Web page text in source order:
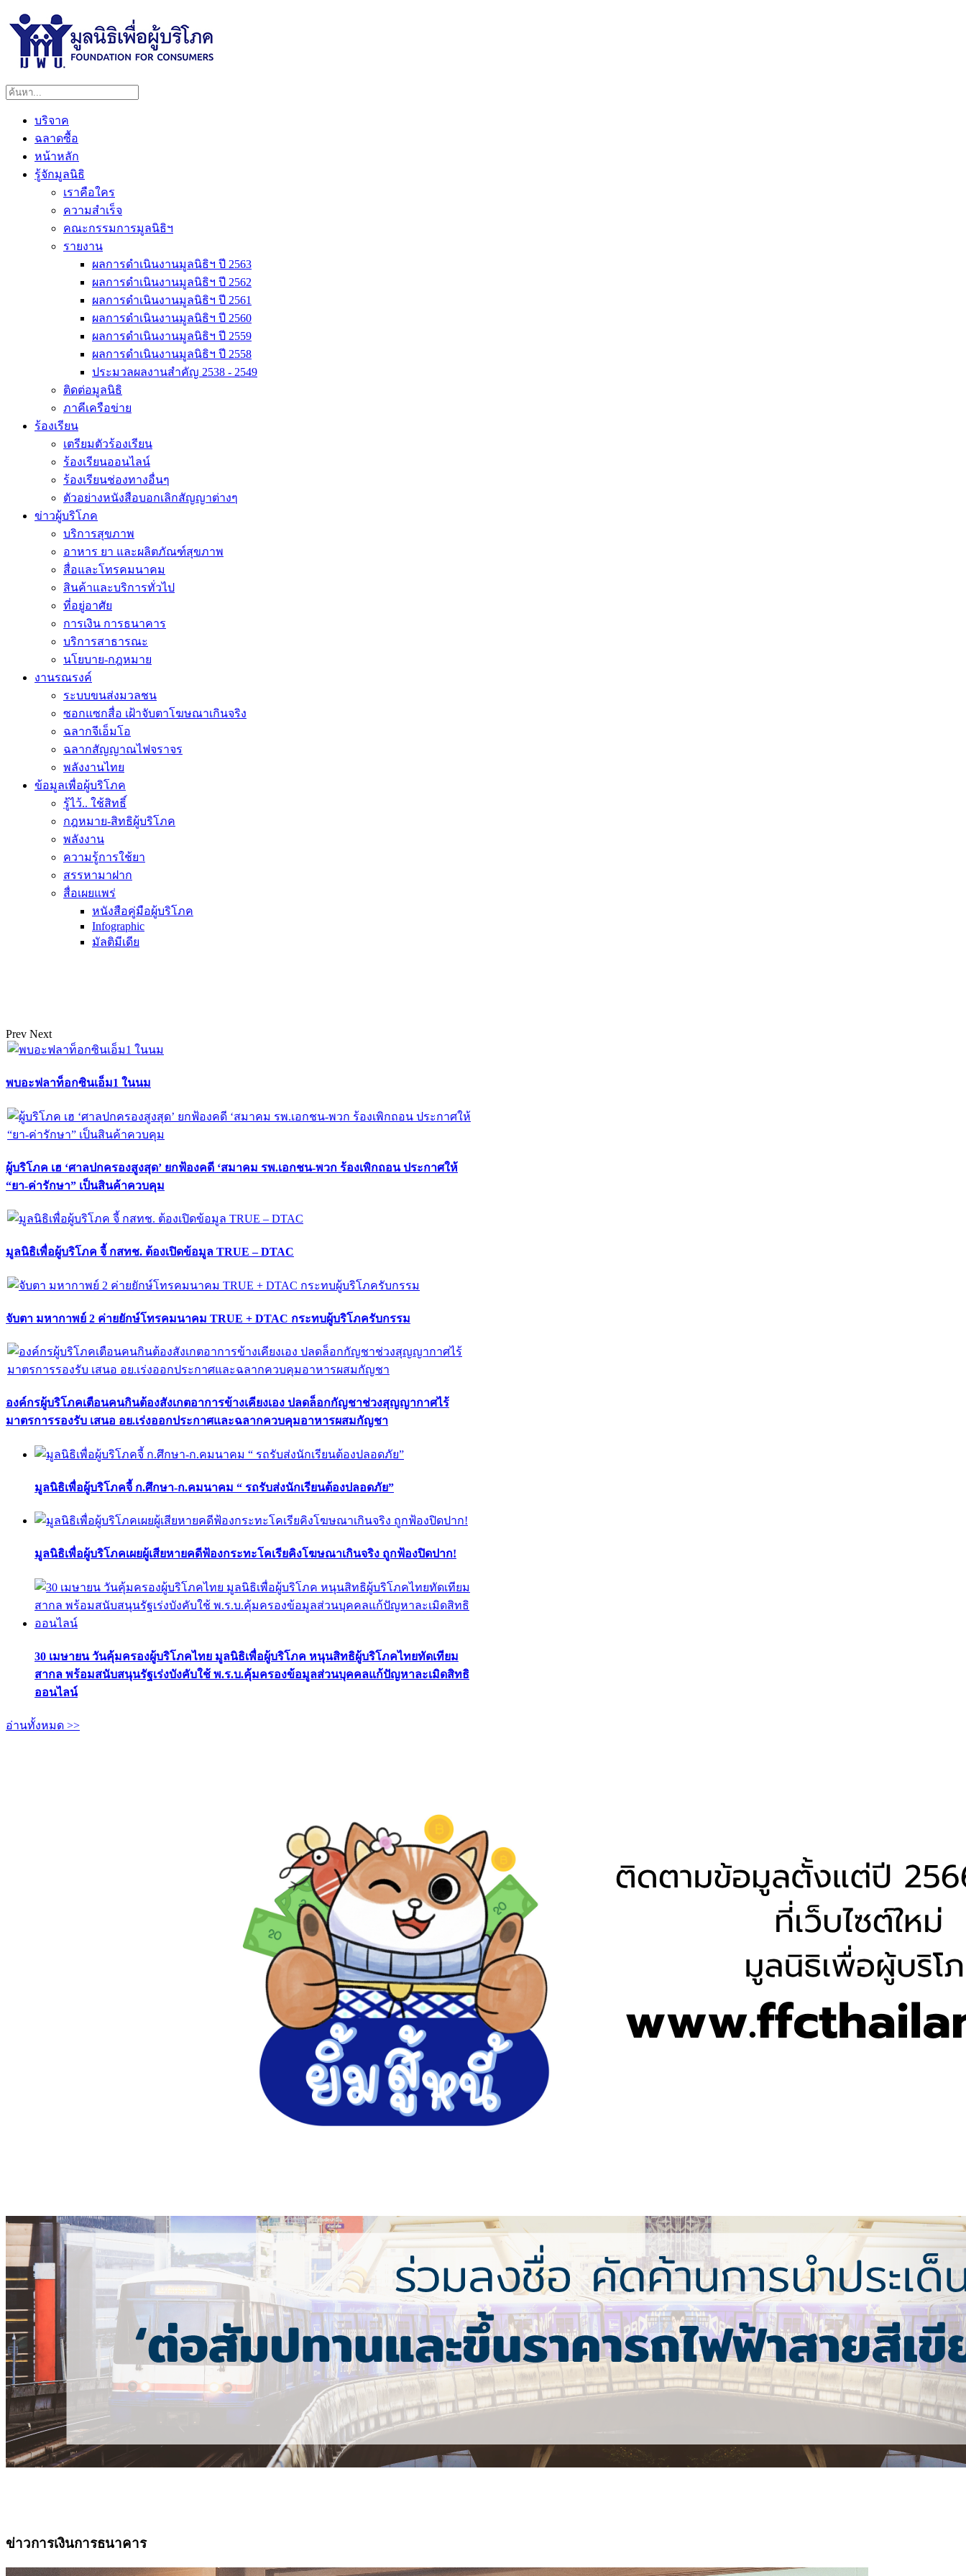
บริจาค
ฉลาดซื้อ
หน้าหลัก
รู้จักมูลนิธิ
เราคือใคร
ความสำเร็จ
คณะกรรมการมูลนิธิฯ
รายงาน
ผลการดำเนินงานมูลนิธิฯ ปี 2563
ผลการดำเนินงานมูลนิธิฯ ปี 2562
ผลการดำเนินงานมูลนิธิฯ ปี 2561
ผลการดำเนินงานมูลนิธิฯ ปี 2560
ผลการดำเนินงานมูลนิธิฯ ปี 2559
ผลการดำเนินงานมูลนิธิฯ ปี 2558
ประมวลผลงานสำคัญ 2538 - 2549
ติดต่อมูลนิธิ
ภาคีเครือข่าย
ร้องเรียน
เตรียมตัวร้องเรียน
ร้องเรียนออนไลน์
ร้องเรียนช่องทางอื่นๆ
ตัวอย่างหนังสือบอกเลิกสัญญาต่างๆ
ข่าวผู้บริโภค
บริการสุขภาพ
อาหาร ยา และผลิตภัณฑ์สุขภาพ
สื่อและโทรคมนาคม
สินค้าและบริการทั่วไป
ที่อยู่อาศัย
การเงิน การธนาคาร
บริการสาธารณะ
นโยบาย-กฎหมาย
งานรณรงค์
ระบบขนส่งมวลชน
ซอกแซกสื่อ เฝ้าจับตาโฆษณาเกินจริง
ฉลากจีเอ็มโอ
ฉลากสัญญาณไฟจราจร
พลังงานไทย
ข้อมูลเพื่อผู้บริโภค
รู้ไว้.. ใช้สิทธิ์
กฎหมาย-สิทธิผู้บริโภค
พลังงาน
ความรู้การใช้ยา
สรรหามาฝาก
สื่อเผยแพร่
หนังสือคู่มือผู้บริโภค
Infographic
มัลติมีเดีย
Prev Next
พบอะฟลาท็อกซินเอ็ม1 ในนม
ผู้บริโภค เฮ ‘ศาลปกครองสูงสุด’ ยกฟ้องคดี ‘สมาคม รพ.เอกชน-พวก ร้องเพิกถอน ประกาศให้
“ยา-ค่ารักษา” เป็นสินค้าควบคุม
มูลนิธิเพื่อผู้บริโภค จี้ กสทช. ต้องเปิดข้อมูล TRUE – DTAC
จับตา มหากาพย์ 2 ค่ายยักษ์โทรคมนาคม TRUE + DTAC กระทบผู้บริโภครับกรรม
องค์กรผู้บริโภคเตือนคนกินต้องสังเกตอาการข้างเคียงเอง ปลดล็อกกัญชาช่วงสุญญากาศไร้
มาตรการรองรับ เสนอ อย.เร่งออกประกาศและฉลากควบคุมอาหารผสมกัญชา
มูลนิธิเพื่อผู้บริโภคจี้ ก.ศึกษา-ก.คมนาคม “ รถรับส่งนักเรียนต้องปลอดภัย”
มูลนิธิเพื่อผู้บริโภคเผยผู้เสียหายคดีฟ้องกระทะโคเรียคิงโฆษณาเกินจริง ถูกฟ้องปิดปาก!
30 เมษายน วันคุ้มครองผู้บริโภคไทย มูลนิธิเพื่อผู้บริโภค หนุนสิทธิผู้บริโภคไทยทัดเทียม
สากล พร้อมสนับสนุนรัฐเร่งบังคับใช้ พ.ร.บ.คุ้มครองข้อมูลส่วนบุคคลแก้ปัญหาละเมิดสิทธิ
ออนไลน์
อ่านทั้งหมด >>
ข่าวการเงินการธนาคาร